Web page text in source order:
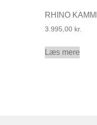
RHINO
3.995,00 kr.
Læs mere